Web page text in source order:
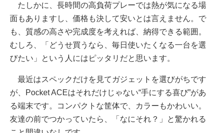
たしかに、長時間の高負荷プレーでは熱が気になる場
面もありますし、価格も決して安いとは言えません。で
も、質感の高さや完成度を考えれば、納得できる範囲。
むしろ、「どうせ買うなら、毎日使いたくなる一台を選
びたい」という人にはピッタリだと思います。
最近はスペックだけを見てガジェットを選びがちです
が、Pocket ACEはそれだけじゃない“手にする喜び”があ
る端末です。コンパクトな筐体で、カラーもかわいい。
友達の前でつかっていたら、「なにそれ？」と驚かれる